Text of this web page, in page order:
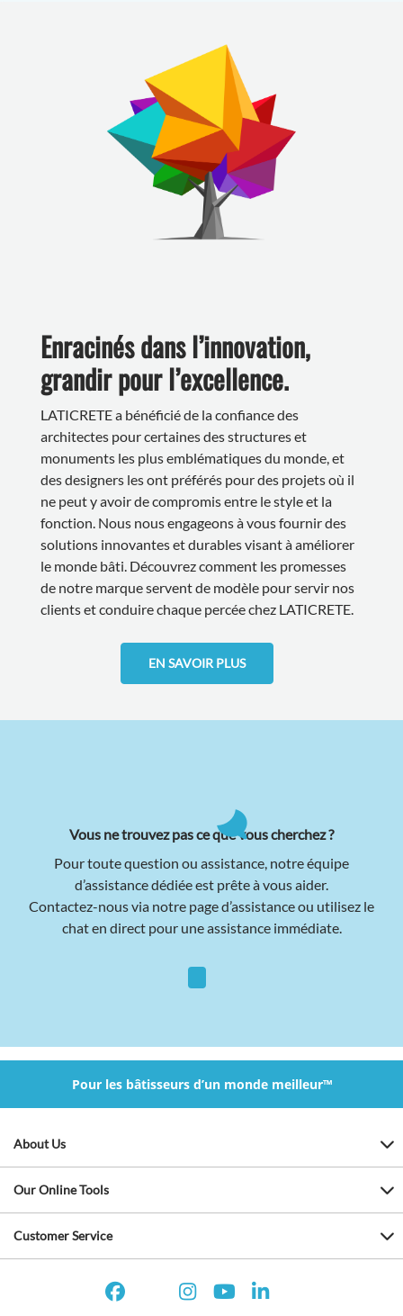
Enracinés dans l’innovation,
grandir pour l’excellence.
LATICRETE a bénéficié de la confiance des
architectes pour certaines des structures et
monuments les plus emblématiques du monde, et
des designers les ont préférés pour des projets où il
ne peut y avoir de compromis entre le style et la
fonction. Nous nous engageons à vous fournir des
solutions innovantes et durables visant à améliorer
le monde bâti. Découvrez comment les promesses
de notre marque servent de modèle pour servir nos
clients et conduire chaque percée chez LATICRETE.
EN SAVOIR PLUS
Vous ne trouvez pas ce que vous cherchez ?
Pour toute question ou assistance, notre équipe
d’assistance dédiée est prête à vous aider.
Contactez-nous via notre page d’assistance ou utilisez le
chat en direct pour une assistance immédiate.
Pour les bâtisseurs d’un monde meilleur™
About Us
Our Online Tools
Customer Service